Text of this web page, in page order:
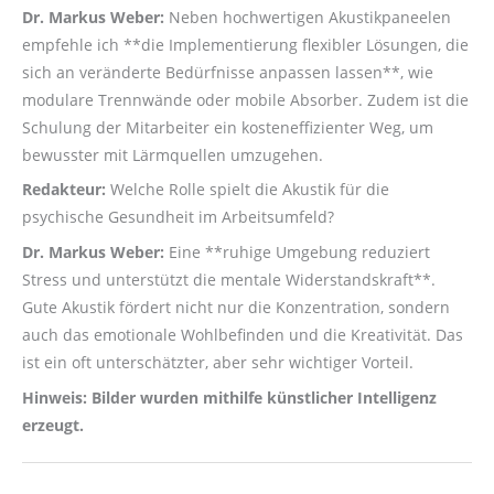
Dr. Markus Weber: Neben hochwertigen Akustikpaneelen
empfehle ich **die Implementierung flexibler Lösungen, die
sich an veränderte Bedürfnisse anpassen lassen**, wie
modulare Trennwände oder mobile Absorber. Zudem ist die
Schulung der Mitarbeiter ein kosteneffizienter Weg, um
bewusster mit Lärmquellen umzugehen.
Redakteur: Welche Rolle spielt die Akustik für die
psychische Gesundheit im Arbeitsumfeld?
Dr. Markus Weber: Eine **ruhige Umgebung reduziert
Stress und unterstützt die mentale Widerstandskraft**.
Gute Akustik fördert nicht nur die Konzentration, sondern
auch das emotionale Wohlbefinden und die Kreativität. Das
ist ein oft unterschätzter, aber sehr wichtiger Vorteil.
Hinweis: Bilder wurden mithilfe künstlicher Intelligenz
erzeugt.